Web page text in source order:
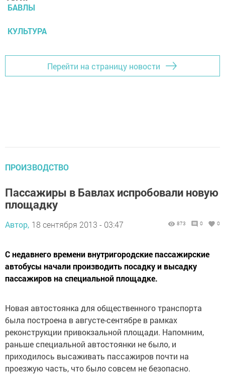
БАВЛЫ
КУЛЬТУРА
Перейти на страницу новости
ПРОИЗВОДСТВО
Пассажиры в Бавлах испробовали новую
площадку
Автор, 18 сентября 2013 - 03:47 873 0 0
С недавнего времени внутригородские пассажирские
автобусы начали производить посадку и высадку
пассажиров на специальной площадке.
Новая автостоянка для общественного транспорта
была построена в августе-сентябре в рамках
реконструкции привокзальной площади. Напомним,
раньше специальной автостоянки не было, и
приходилось высаживать пассажиров почти на
проезжую часть, что было совсем не безопасно.